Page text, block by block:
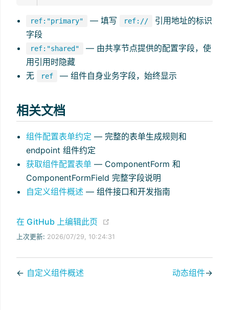
ref:"primary" — 填写 ref://
引用地址的标识
字段
ref:"shared"
— 由共享节点提供的配置字段，使
用引用时隐藏
无
ref — 组件自身业务字段，始终显示
相关文档
组件配置表单约定 — 完整的表单生成规则和
endpoint 组件约定
获取组件配置表单 — ComponentForm 和
ComponentFormField 完整字段说明
自定义组件概述 — 组件接口和开发指南
在 GitHub 上编辑此页
上次更新: 2026/07/29, 10:24:31
← 自定义组件概述 动态组件→